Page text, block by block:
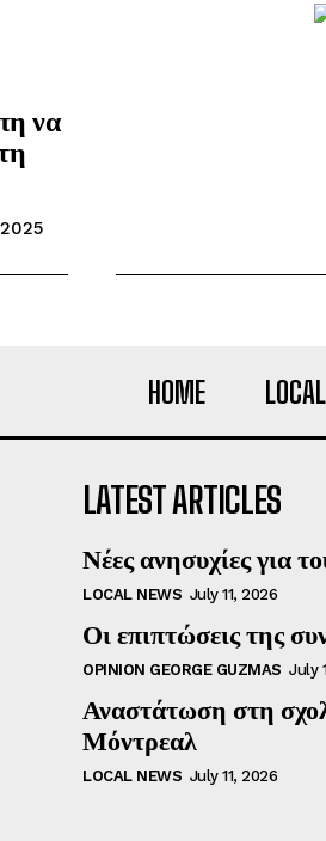
να
HOME
LATEST ARTICLES
Νέες ανησυχίες για
LOCAL NEWS July 11, 2026
Οι επιπτώσεις της
OPINION GEORGE GUZMAS July
Αναστάτωση στη
Μόντρεαλ
LOCAL NEWS July 11, 2026